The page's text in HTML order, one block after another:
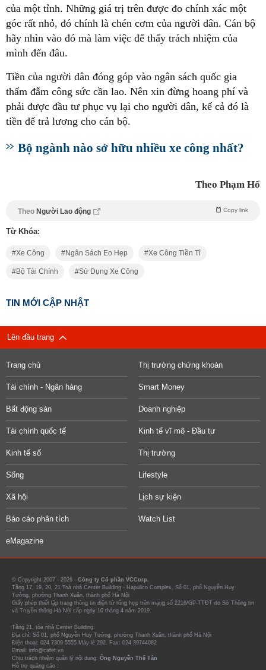
của một tỉnh. Những giá trị trên được đo chính xác một
góc rất nhỏ, đó chính là chén cơm của người dân. Cán bộ
hãy nhìn vào đó mà làm việc để thấy trách nhiệm của
mình đến đâu.
Tiền của người dân đóng góp vào ngân sách quốc gia
thấm đẫm công sức cần lao. Nên xin đừng hoang phí và
phải được đầu tư phục vụ lại cho người dân, kể cả đó là
tiền để trả lương cho cán bộ.
Bộ ngành nào sở hữu nhiều xe công nhất?
Theo Phạm Hổ
Theo Người Lao động Copy link
Từ Khóa:
Xe Công Ngân Sách Eo Hẹp Xe Công Tiền Tỉ
Bộ Tài Chính Sử Dụng Xe Công
TIN MỚI CẬP NHẬT
Lên đầu trang
Trang chủ Thị trường chứng khoán
Tài chính - Ngân hàng Smart Money
Bất động sản Doanh nghiệp
Tài chính quốc tế Kinh tế vĩ mô - Đầu tư
Kinh tế số Thị trường
Sống Lifestyle
Xã hội Lịch sự kiện
Báo cáo phân tích Watch List
eMagazine
© Copyright 2007 - 2026 - Công ty Cổ phần VCCorp.
Tầng 17, 19, 20, 21 Toà nhà Center Building - Hapulico Complex, Số 01, phố Nguyễn Huy
Tưởng, phường Thanh Xuân, thành phố Hà Nội
Giấy phép thiết lập trang thông tin điện tử tổng hợp trên mạng số 2216/GP-TTĐT do Sở Thông tin
và Truyền thông Hà Nội cấp ngày 10 tháng 4 năm 2019.
Tầng 21, tòa nhà Center Building.
Địa chỉ: Số 01, phố Nguyễn Huy Tưởng, phường Thanh Xuân, thành phố Hà Nội
Điện thoại: 024 7309 5555 Máy lẻ 292. Fax: 024-39744082
Email: info@cafef.vn
Chịu trách nhiệm quản lý nội dung: Ông Nguyễn Thế Tân
Hỗ trợ quảng cáo :